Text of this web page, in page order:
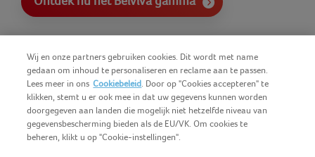
Wij en onze partners gebruiken cookies. Dit wordt met name
gedaan om inhoud te personaliseren en reclame aan te passen.
Lees meer in ons Cookiebeleid. Door op "Cookies accepteren" te
klikken, stemt u er ook mee in dat uw gegevens kunnen worden
doorgegeven aan landen die mogelijk niet hetzelfde niveau van
gegevensbescherming bieden als de EU/VK. Om cookies te
beheren, klikt u op "Cookie-instellingen".